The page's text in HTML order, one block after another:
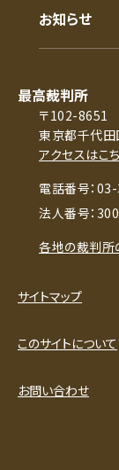
お知らせ
最高裁判所
〒102-8651
東京都千代
アクセスはこ
電話番号：
法人番号：
各地の裁判所
サイトマップ
このサイトについて
お問い合わせ